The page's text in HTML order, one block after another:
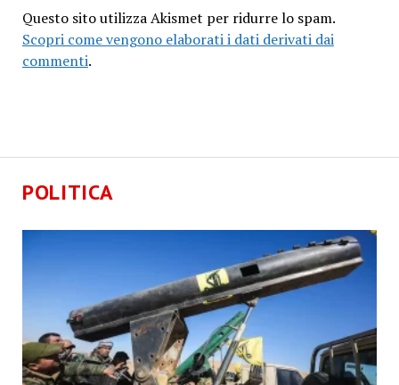
POLITICA
Questo sito utilizza Akismet per ridurre lo spam.
Scopri come vengono elaborati i dati derivati dai
commenti.